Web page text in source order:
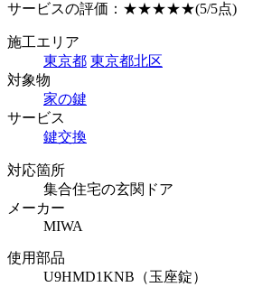
サービスの評価： ★★★★★(5/5点)
施工エリア
東京都 東京都北区
対象物
家の鍵
サービス
鍵交換
対応箇所
集合住宅の玄関ドア
メーカー
MIWA
使用部品
U9HMD1KNB（玉座錠）